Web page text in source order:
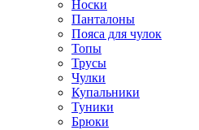
Носки
Панталоны
Поясa для чулок
Топы
Трусы
Чулки
Купальники
Туники
Брюки